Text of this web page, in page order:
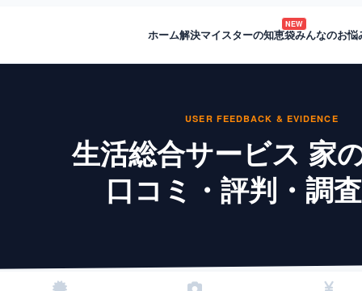
ホーム解決マイスターの知恵袋
NEW
みんなのお悩
USER FEEDBACK & EVIDENCE
生活総合サービス 家
口コミ・評判・調